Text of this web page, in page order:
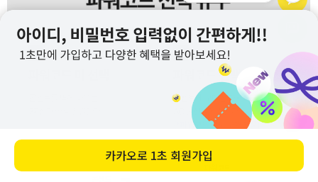
카카오로 1초 회원가입